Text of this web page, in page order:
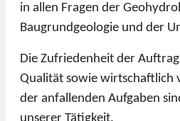
in allen Fragen der
Baugrundgeologie und der
Die Zufriedenheit der
Qualität sowie wirtschaftlich
der anfallenden Aufgaben
unserer Tätigkeit.